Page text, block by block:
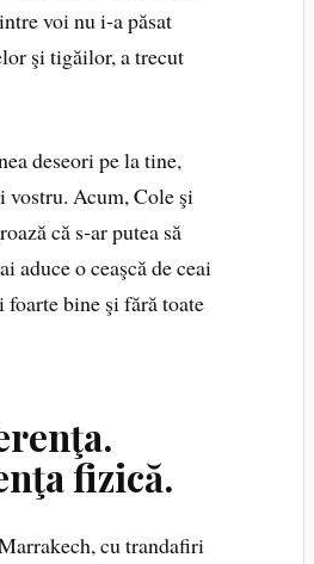
voi nu i‑a păsat
şi tigăilor, a trecut
deseori pe la tine,
vostru. Acum, Cole şi
că s‑ar putea să
aduce o ceaşcă de ceai
foarte bine şi fără toate
fizică.
cu trandafiri